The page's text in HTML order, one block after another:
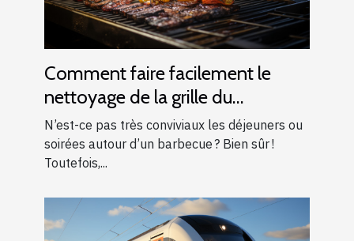
Comment faire facilement le
nettoyage de la grille du
barbecue ?
N’est-ce pas très conviviaux les déjeuners ou
soirées autour d’un barbecue ? Bien sûr !
Toutefois,...